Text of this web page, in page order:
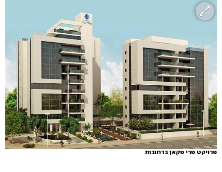
פרויקט פרי פקאן ברחובות